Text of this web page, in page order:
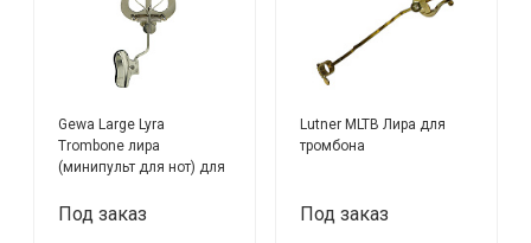
Gewa Large Lyra
Trombone лира
(минипульт для нот) для
раструб,
Под заказ
Lutner MLTB Лира для
тромбона
Под заказ